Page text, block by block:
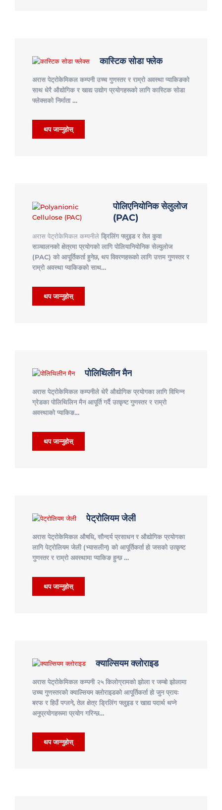
कास्टिक सोडा फ्लेक
अरास पेट्रोकेमिकल कम्पनी उच्च गुणस्तर र राम्रो अवस्था प्याकिङको
साथ धेरै औद्योगिक र खाद्य उद्योग प्रयोगहरूको लागि कास्टिक सोडा
फ्लेक्सको निर्माता …
थप जान्नुहोस्
पोलिएनियोनिक सेलुलोज
(PAC)
अरास पेट्रोकेमिकल कम्पनीले ड्रिलिंग फ्लुइड र तेल कुवा
सञ्चालनको क्षेत्रमा प्रयोगको लागि पोलियानियोनिक सेल्युलोज
(PAC) को आपूर्तिकर्ता हुनेछ, थप विवरणहरूको लागि उत्तम गुणस्तर र
राम्रो अवस्था प्याकिङको साथ…
थप जान्नुहोस्
पोलिथिलीन मैन
अरास पेट्रोकेमिकल कम्पनीले धेरै औद्योगिक प्रयोगका लागि विभिन्न
ग्रेडका पोलिथिलिन मैन आपूर्ति गर्दै उत्कृष्ट गुणस्तर र राम्रो
अवस्थाको प्याकिङ…
थप जान्नुहोस्
पेट्रोलियम जेली
अरास पेट्रोकेमिकल औषधि, सौन्दर्य प्रसाधन र औद्योगिक प्रयोगका
लागि पेट्रोलियम जेली (भ्यासलीन) को आपूर्तिकर्ता हो जसको उत्कृष्ट
गुणस्तर र राम्रो अवस्थामा प्याकिङ हुन्छ …
थप जान्नुहोस्
क्याल्सियम क्लोराइड
अरास पेट्रोकेमिकल कम्पनी २५ किलोग्रामको झोला र जम्बो झोलामा
उच्च गुणस्तरको क्याल्सियम क्लोराइडको आपूर्तिकर्ता हो जुन प्रायः
बरफ र हिउँ पग्लने, तेल क्षेत्र ड्रिलिंग फ्लुइड र खाद्य पदार्थ थप्ने
अनुप्रयोगहरूमा प्रयोग गरिन्छ…
थप जान्नुहोस्